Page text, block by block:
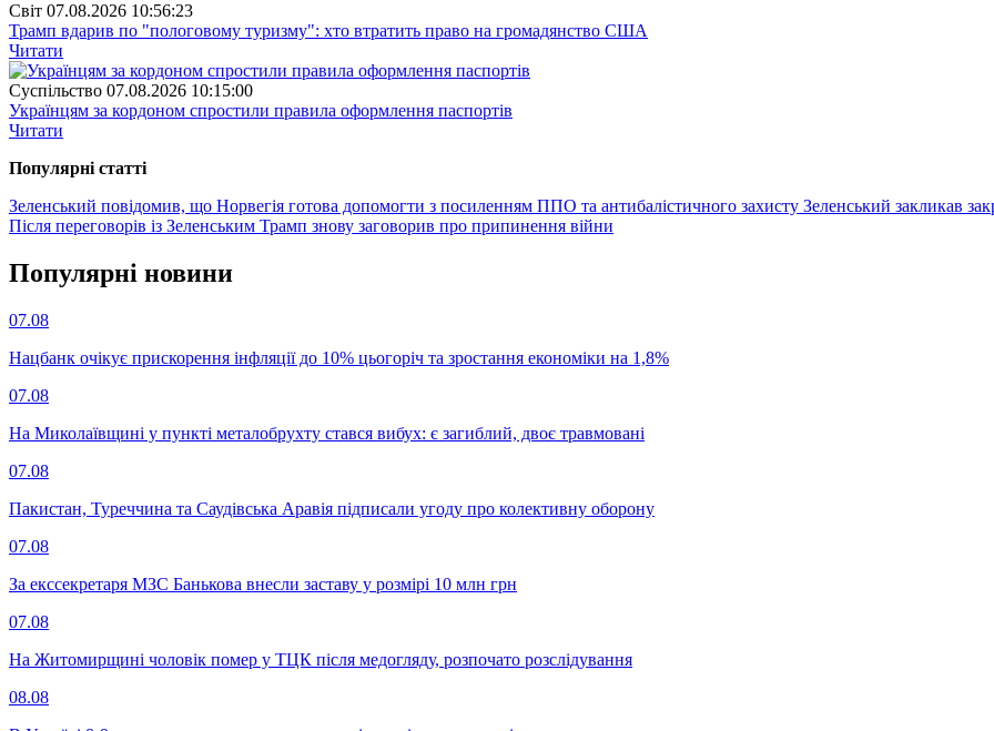
Свiт 07.08.2026 10:56:23
Трамп вдарив по "пологовому туризму": хто втратить право на громадянство США
Читати
Суспiльство 07.08.2026 10:15:00
Українцям за кордоном спростили правила оформлення паспортів
Читати
Популярнi статтi
Зеленський повідомив, що Норвегія готова допомогти з посиленням ППО та антибалістичного захисту Зеленський закликaв
Після переговорів із Зеленським Трамп знову заговорив про припинення війни
Популярнi новини
07.08
Нацбанк очікує прискорення інфляції до 10% цьогоріч та зростання економіки на 1,8%
07.08
На Миколаївщині у пункті металобрухту стався вибух: є загиблий, двоє травмовані
07.08
Пакистан, Туреччина та Саудівська Аравія підписали угоду про колективну оборону
07.08
За екссекретаря МЗС Банькова внесли заставу у розмірі 10 млн грн
07.08
На Житомирщині чоловік помер у ТЦК після медогляду, розпочато розслідування
08.08